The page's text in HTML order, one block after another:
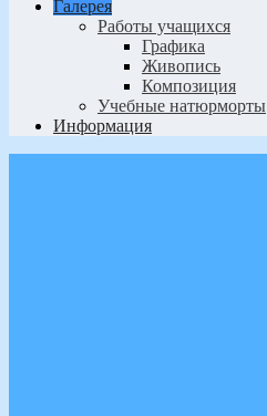
Галерея
Работы учащихся
Графика
Живопись
Композиция
Учебные натюрморты
Информация